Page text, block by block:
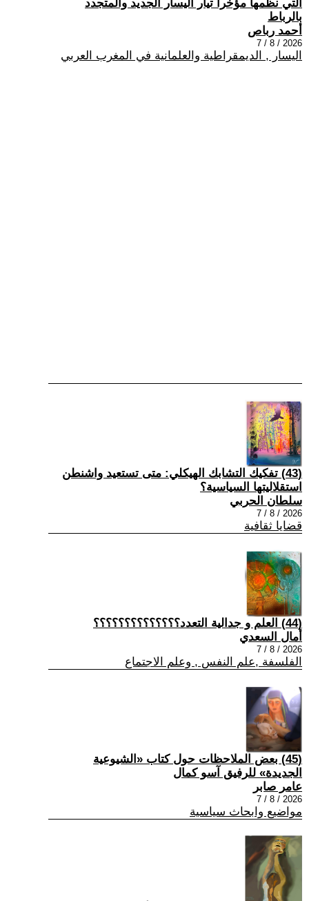
التي نظمها مؤخرا تيار اليسار الجديد والمتجدد
بالرباط
أحمد رباص
2026 / 8 / 7
اليسار , الديمقراطية والعلمانية في المغرب العربي
(43) تفكيك التشابك الهيكلي: متى تستعيد واشنطن
استقلاليتها السياسية؟
سلطان الحربي
2026 / 8 / 7
قضايا ثقافية
(44) العلم و جدالية التعدد؟؟؟؟؟؟؟؟؟؟؟؟؟؟
أمال السعدي
2026 / 8 / 7
الفلسفة ,علم النفس , وعلم الاجتماع
(45) بعض الملاحظات حول كتاب «الشيوعية
الجديدة» للرفيق آسو كمال
عامر صابر
2026 / 8 / 7
مواضيع وابحاث سياسية